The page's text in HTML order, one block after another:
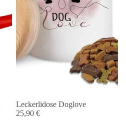
Leckerlidose Doglove
25,90 €